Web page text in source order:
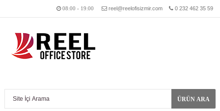
08:00 - 19:00 reel@reelofisizmir.com 0 232 462 35 59
ÜRÜN ARA